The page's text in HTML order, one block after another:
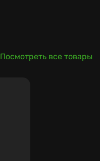
Посмотреть все товары